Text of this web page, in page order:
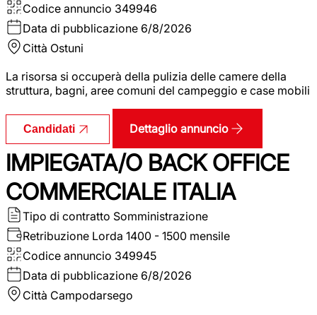
Codice annuncio 349946
Data di pubblicazione 6/8/2026
Città Ostuni
La risorsa si occuperà della pulizia delle camere della
struttura, bagni, aree comuni del campeggio e case mobili
Candidati Dettaglio annuncio
IMPIEGATA/O BACK OFFICE
COMMERCIALE ITALIA
Tipo di contratto Somministrazione
Retribuzione Lorda 1400 - 1500 mensile
Codice annuncio 349945
Data di pubblicazione 6/8/2026
Città Campodarsego